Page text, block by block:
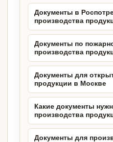
Документы в
производства
Документы по
производства
Документы для
продукции в Москве
Какие документы
производства
Документы для